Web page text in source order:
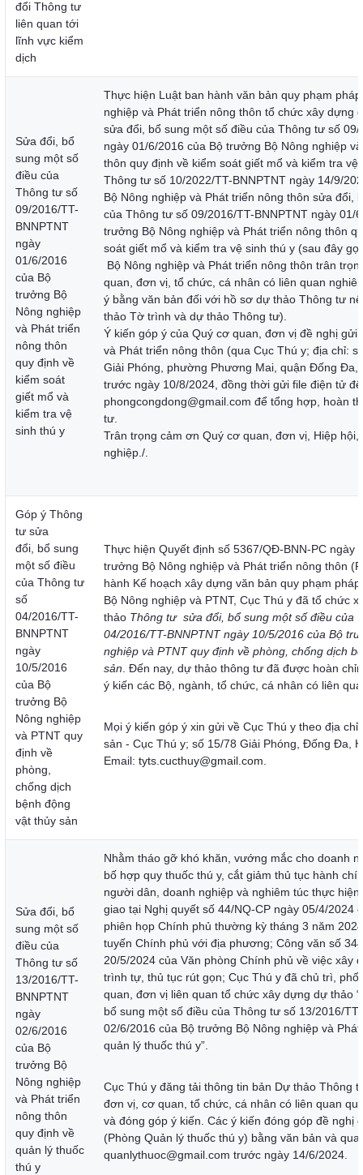
đổi Thông tư
liên quan tới
lĩnh vực kiểm
dịch
Sửa đổi, bổ
sung một số
điều của
Thông tư số
09/2016/TT-
BNNPTNT
ngày
01/6/2016
của Bộ
trưởng Bộ
Nông nghiệp
và Phát triển
nông thôn
quy định về
kiểm soát
giết mổ và
kiểm tra vệ
sinh thú y
Thực hiện Luật ban hành văn bản quy phạm
nghiệp và Phát triển nông thôn tổ chức xây dựng
sửa đổi, bổ sung một số điều của Thông tư số 09/
ngày 01/6/2016 của Bộ trưởng Bộ Nông nghiệp
thôn quy định về kiểm soát giết mổ và kiểm tra vệ
Thông tư số 10/2022/TT-BNNPTNT ngày 14/9/
Bộ Nông nghiệp và Phát triển nông thôn sửa đổi,
của Thông tư số 09/2016/TT-BNNPTNT ngày 01/
trưởng Bộ Nông nghiệp và Phát triển nông thôn
soát giết mổ và kiểm tra vệ sinh thú y (sau đây
Bộ Nông nghiệp và Phát triển nông thôn trân
quan, đơn vị, tổ chức, cá nhân có liên quan
ý bằng văn bản đối với hồ sơ dự thảo Thông tư
thảo Tờ trình và dự thảo Thông tư).
Ý kiến góp ý của Quý cơ quan, đơn vị đề nghị gửi
và Phát triển nông thôn (qua Cục Thú y; địa chỉ:
Giải Phóng, phường Phương Mai, quận Đống Đa,
trước ngày 10/8/2024, đồng thời gửi file điện tử
phongcongdong@gmail.com để tổng hợp, hoàn
tư.
Trân trọng cảm ơn Quý cơ quan, đơn vị, Hiệp hội,
nghiệp./.
Góp ý Thông
tư sửa
đổi, bổ sung
một số điều
của Thông tư
số
04/2016/TT-
BNNPTNT
ngày
10/5/2016
của Bộ
trưởng Bộ
Nông nghiệp
và PTNT quy
định về
phòng,
chống dịch
bệnh động
vật thủy sản
Thực hiện Quyết định số 5367/QĐ-BNN-PC ngày
trưởng Bộ Nông nghiệp và Phát triển nông thôn
hành Kế hoạch xây dựng văn bản quy phạm
Bộ Nông nghiệp và PTNT, Cục Thú y đã tổ chức
thảo Thông tư sửa đổi, bổ sung một số điều của
04/2016/TT-BNNPTNT ngày 10/5/2016 của Bộ
nghiệp và PTNT quy định về phòng, chống dịch
sản . Đến nay, dự thảo thông tư đã được hoàn
ý kiến các Bộ, ngành, tổ chức, cá nhân có liên
Mọi ý kiến góp ý xin gửi về Cục Thú y theo địa
sản - Cục Thú y; số 15/78 Giải Phóng, Đống Đa,
Email: tyts.cucthuy@gmail.com
Sửa đổi, bổ
sung một số
điều của
Thông tư số
13/2016/TT-
BNNPTNT
ngày
02/6/2016
của Bộ
trưởng Bộ
Nông nghiệp
và Phát triển
nông thôn
quy định về
quản lý thuốc
thú y
Nhằm tháo gỡ khó khăn, vướng mắc cho doanh
bố hợp quy thuốc thú y, cắt giảm thủ tục hành
người dân, doanh nghiệp và nghiêm túc thực
giao tại Nghị quyết số 44/NQ-CP ngày 05/4/2024
phiên họp Chính phủ thường kỳ tháng 3 năm
tuyến Chính phủ với địa phương; Công văn số
20/5/2024 của Văn phòng Chính phủ về việc xây
trình tự, thủ tục rút gọn; Cục Thú y đã chủ trì,
quan, đơn vị liên quan tổ chức xây dựng dự thảo
bổ sung một số điều của Thông tư số 13/2016/
02/6/2016 của Bộ trưởng Bộ Nông nghiệp và
quản lý thuốc thú y”.
Cục Thú y đăng tải thông tin bản Dự thảo Thông
đơn vị, cơ quan, tổ chức, cá nhân có liên quan
và đóng góp ý kiến. Các ý kiến đóng góp đề nghị
(Phòng Quản lý thuốc thú y) bằng văn bản và
quanlythuoc@gmail.com trước ngày 14/6/2024.